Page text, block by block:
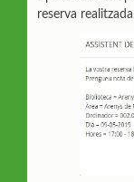
reserva